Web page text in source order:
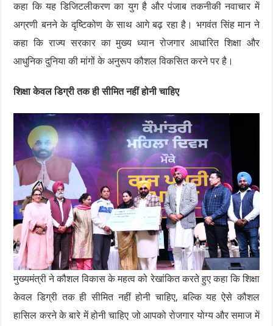
कहा कि यह डिजिटलीकरण का युग है और पंजाब तकनीकी नवाचार में
अग्रणी बनने के दृष्टिकोण के साथ आगे बढ़ रहा है। भगवंत सिंह मान ने
कहा कि राज्य सरकार का मुख्य ध्यान रोजगार आधारित शिक्षा और
आधुनिक दुनिया की मांगों के अनुरूप कौशल विकसित करने पर है।
शिक्षा केवल डिग्री तक ही सीमित नहीं होनी चाहिए
मुख्यमंत्री ने कौशल विकास के महत्व को रेखांकित करते हुए कहा कि शिक्षा
केवल डिग्री तक ही सीमित नहीं होनी चाहिए, बल्कि यह ऐसे कौशल
हासिल करने के बारे में होनी चाहिए जो आपको रोजगार योग्य और समाज में